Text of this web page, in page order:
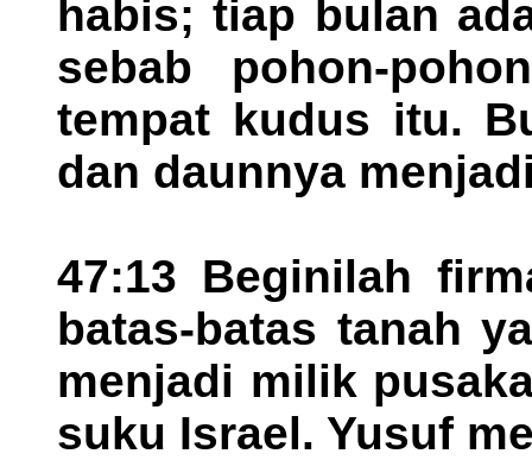
habis; tiap bulan
sebab pohon-
tempat kudus itu.
dan daunnya
47:13 Beginilah
batas-batas tanah
menjadi milik
suku Israel. Yusuf